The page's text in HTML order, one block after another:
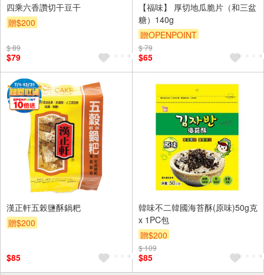
四乘六香讚切干豆干
贈$200
$ 89
$79
【福味】 厚切地瓜脆片（和三盆
糖）140g
贈OPENPOINT
$ 79
$65
漢正軒五榖鹽酥鍋粑
贈$200
$85
韓味不二韓國海苔酥(原味)50g克
x 1PC包
贈$200
$ 109
$85